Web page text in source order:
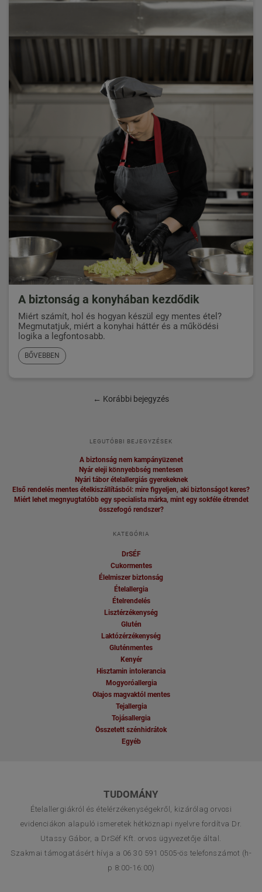
A biztonság a konyhában kezdődik
Miért számít, hol és hogyan készül egy mentes étel?
Megmutatjuk, miért a konyhai háttér és a működési
logika a legfontosabb.
BŐVEBBEN
← Korábbi bejegyzés
LEGUTÓBBI BEJEGYZÉSEK
A biztonság nem kampányüzenet
Nyár eleji könnyebbség mentesen
Nyári tábor ételallergiás gyerekeknek
Első rendelés mentes ételkiszállításból: mire figyeljen, aki biztonságot keres?
Miért lehet megnyugtatóbb egy specialista márka, mint egy sokféle étrendet
összefogó rendszer?
KATEGÓRIA
DrSÉF
Cukormentes
Élelmiszer biztonság
Ételallergia
Ételrendelés
Lisztérzékenység
Glutén
Laktózérzékenység
Gluténmentes
Kenyér
Hisztamin intolerancia
Mogyoróallergia
Olajos magvaktól mentes
Tejallergia
Tojásallergia
Összetett szénhidrátok
Egyéb
TUDOMÁNY
Ételallergiákról és ételérzékenységekről, kizárólag orvosi
evidenciákon alapuló ismeretek hétköznapi nyelvre fordítva Dr.
Utassy Gábor, a DrSéf Kft. orvos ügyvezetője által.
Szakmai támogatásért hívja a 06 30 591 0505-ös telefonszámot (h-
p 8:00-16:00)